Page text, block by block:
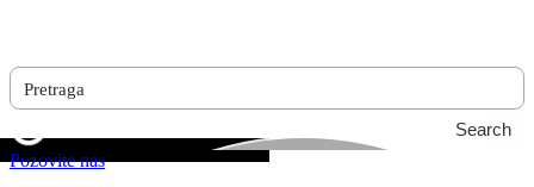
Search
Pozovite nas